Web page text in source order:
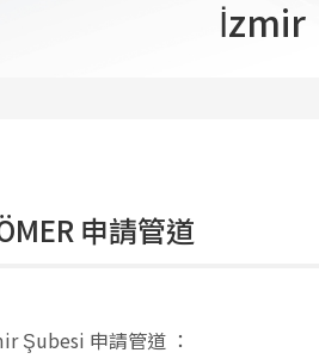
İzmir
申請管道
Şubesi 申請管道 ：